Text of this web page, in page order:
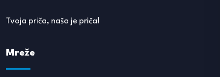
Tvoja priča, naša je priča!
Mreže